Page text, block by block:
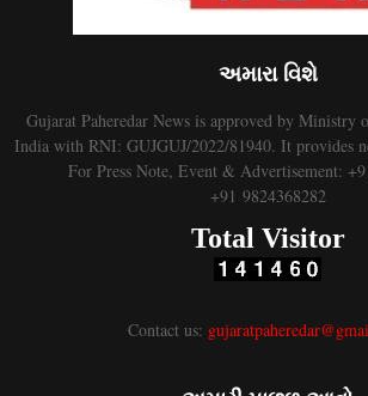
અમારા વિશે
Gujarat Paheredar News is approved by
India with RNI: GUJGUJ/2022/81940. It provides
For Press Note, Event & Advertisement:
+91 9824368282
Total Visitor
Contact us: